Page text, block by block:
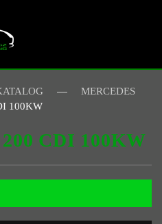
MERCEDES
100KW
CDI 100KW